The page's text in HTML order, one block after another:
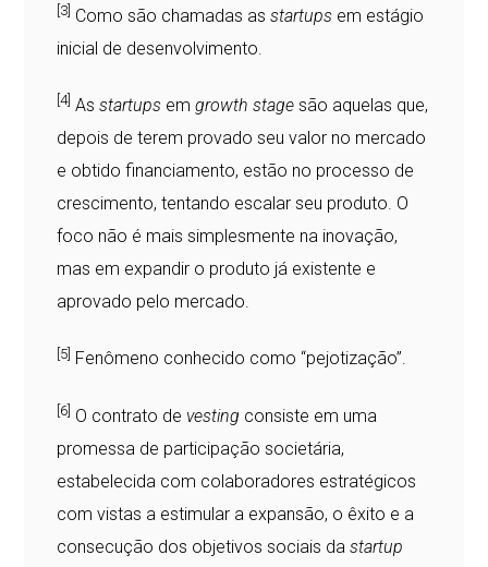
[3] Como são chamadas asstartups em estágio
inicial de desenvolvimento.
[4] As startups emgrowth stage são aquelas que,
depois de terem provado seu valor no mercado
e obtido financiamento, estão no processo de
crescimento, tentando escalar seu produto. O
foco não é mais simplesmente na inovação,
mas em expandir o produto já existente e
aprovado pelo mercado.
[5] Fenômeno conhecido como “pejotização”.
[6] O contrato de vesting consiste em uma
promessa de participação societária,
estabelecida com colaboradores estratégicos
com vistas a estimular a expansão, o êxito e a
consecução dos objetivos sociais dastartup